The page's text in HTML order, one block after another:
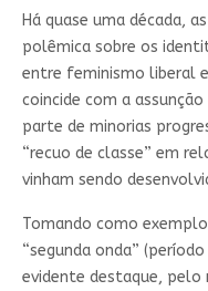
Há quase uma década,
polêmica sobre os
entre feminismo liberal
coincide com a
parte de minorias
“recuo de classe” em
vinham sendo
Tomando como
“segunda onda”
evidente destaque, pelo